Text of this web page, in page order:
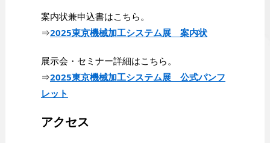
案内状兼申込書はこちら。
⇒2025東京機械加工システム展 案内状
展示会・セミナー詳細はこちら。
⇒2025東京機械加工システム展 公式パンフ
レット
アクセス